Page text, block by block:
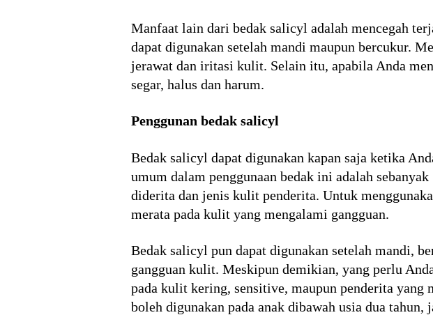
Manfaat lain dari bedak salicyl adalah mencegah
dapat digunakan setelah mandi maupun bercukur.
jerawat dan iritasi kulit. Selain itu, apabila Anda
segar, halus dan harum.
Penggunan bedak salicyl
Bedak salicyl dapat digunakan kapan saja ketika
umum dalam penggunaan bedak ini adalah
diderita dan jenis kulit penderita. Untuk
merata pada kulit yang mengalami gangguan.
Bedak salicyl pun dapat digunakan setelah mandi,
gangguan kulit. Meskipun demikian, yang perlu
pada kulit kering, sensitive, maupun penderita
boleh digunakan pada anak dibawah usia dua